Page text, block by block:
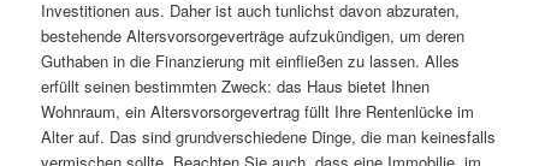
Investitionen aus. Daher ist auch tunlichst davon abzuraten,
bestehende Altersvorsorgeverträge aufzukündigen, um deren
Guthaben in die Finanzierung mit einfließen zu lassen. Alles
erfüllt seinen bestimmten Zweck: das Haus bietet Ihnen
Wohnraum, ein Altersvorsorgevertrag füllt Ihre Rentenlücke im
Alter auf. Das sind grundverschiedene Dinge, die man keinesfalls